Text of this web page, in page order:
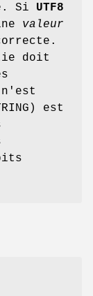
Si UTF8
valeur
doit
est